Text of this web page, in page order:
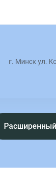
г. Минск ул.